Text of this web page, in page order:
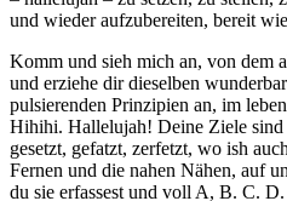
und wieder aufzubereiten, bereit
Komm und sieh mich an, von dem
und erziehe dir dieselben
pulsierenden Prinzipien an, im
Hihihi. Hallelujah! Deine Ziele
gesetzt, gefatzt, zerfetzt, wo ish
Fernen und die nahen Nähen, auf
du sie erfassest und voll A, B. C.